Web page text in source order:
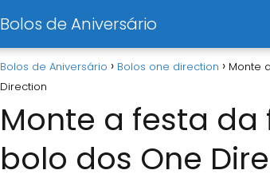
Bolos de Aniversário
Bolos de Aniversário Bolos one direction
Monte
Direction
Monte a festa
bolo dos One